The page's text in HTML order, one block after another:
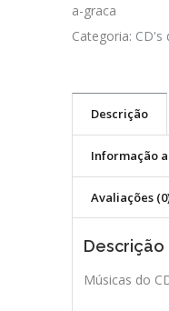
a-graca
Categoria: CD's
Descrição
Informação
Avaliações
Descrição
Músicas do